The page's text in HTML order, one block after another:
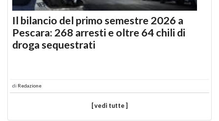
Il bilancio del primo semestre 2026 a
Pescara: 268 arresti e oltre 64 chili di
droga sequestrati
di Redazione
[ vedi tutte ]